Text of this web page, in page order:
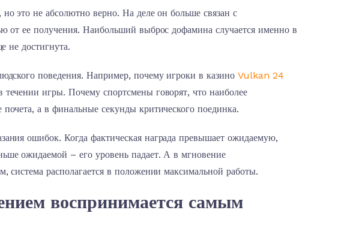
это не абсолютно верно. На деле он больше связан с
от ее получения. Наибольший выброс дофамина случается именно в
не достигнута.
поведения. Например, почему игроки в казино Vulkan 24
игры. Почему спортсмены говорят, что наиболее
а в финальные секунды критического поединка.
ошибок. Когда фактическая награда превышает ожидаемую,
ожидаемой – его уровень падает. А в мгновение
система располагается в положении максимальной работы.
воспринимается самым